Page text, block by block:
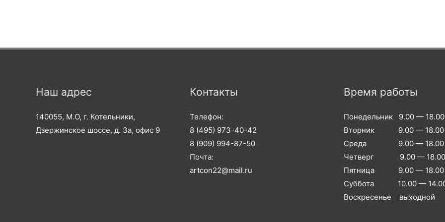
Наш адрес
140055, М.О, г. Котельники,
Дзержинское шоссе, д. 3а, офис 9
Контакты
Телефон:
8 (495) 973-40-42
8 (909) 994-87-50
Почта:
artcon22@mail.ru
Время работы
Понедельник 9.00 — 18.00
Вторник 9.00 — 18.00
Среда 9.00 — 18.00
Четверг 9.00 — 18.00
Пятница 9.00 — 18.00
Суббота 10.00 —
Воскресенье выходной